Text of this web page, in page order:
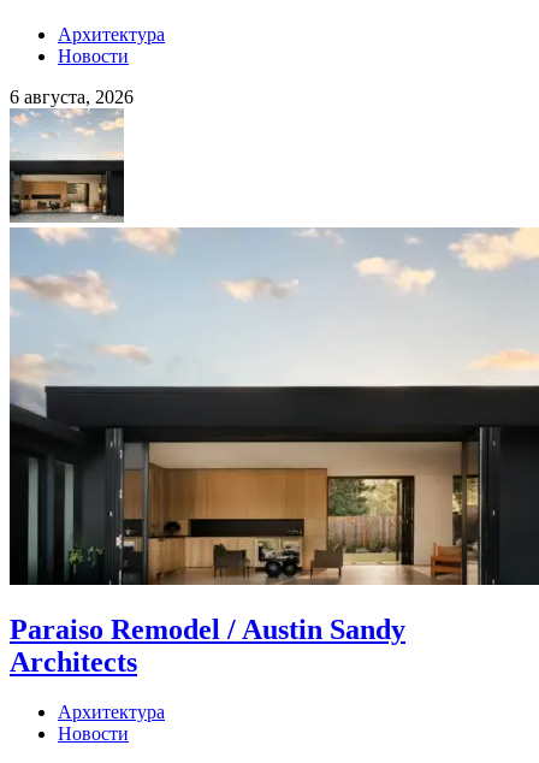
Архитектура
Новости
6 августа, 2026
Paraiso Remodel / Austin Sandy
Architects
Архитектура
Новости